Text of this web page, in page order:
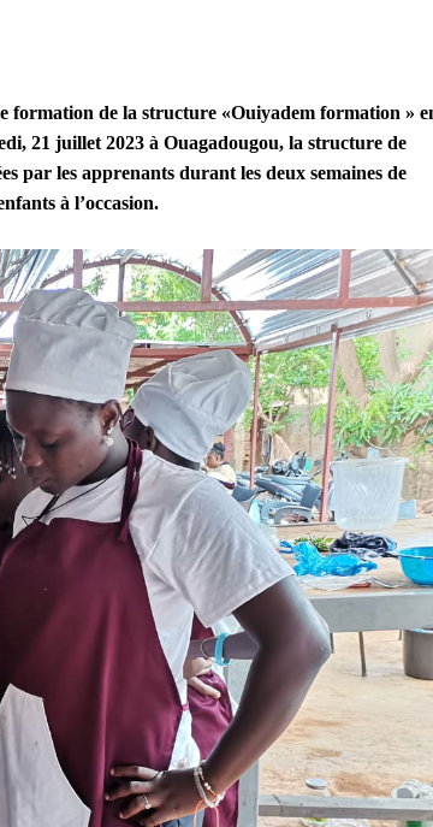
formation de la structure «Ouiyadem formation »
21 juillet 2023 à Ouagadougou, la structure de
par les apprenants durant les deux semaines de
à l’occasion.